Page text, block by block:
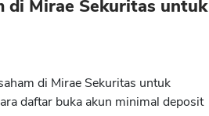
di Mirae Sekuritas untuk
di Mirae Sekuritas untuk
daftar buka akun minimal deposit